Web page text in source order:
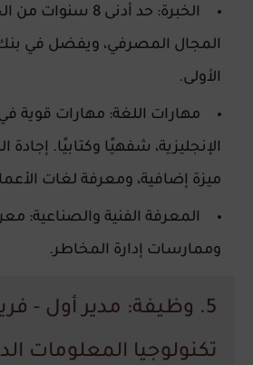
الخبرة: حد أدنى 8
المجال المصرفي، ويفضل في
الأولى.
مهارات اللغة: مهارات قوية
الإنجليزية، شفهيًا وكتابيًا. إجادة
ميزة إضافية، ومعرفة لغات
المعرفة الفنية والصناعية:
وممارسات إدارة المخاطر.
5. وظيفة: مدير أول -
تكنولوجيا المعلومات